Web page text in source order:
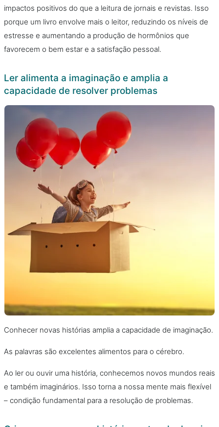
impactos positivos do que a leitura de jornais e revistas. Isso
porque um livro envolve mais o leitor, reduzindo os níveis de
estresse e aumentando a produção de hormônios que
favorecem o bem estar e a satisfação pessoal.
Ler alimenta a imaginação e amplia a
capacidade de resolver problemas
Conhecer novas histórias amplia a capacidade de imaginação.
As palavras são excelentes alimentos para o cérebro.
Ao ler ou ouvir uma história, conhecemos novos mundos reais
e também imaginários. Isso torna a nossa mente mais flexível
– condição fundamental para a resolução de problemas.